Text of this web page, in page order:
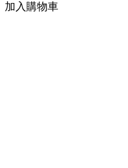
加入購物車